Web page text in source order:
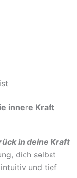
Kraft
in deine Kraft
dich selbst
intuitiv und tief